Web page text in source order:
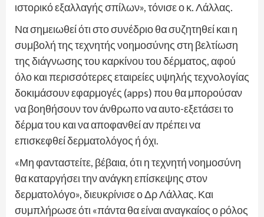
ιστορικό εξαλλαγής σπίλων», τόνισε ο κ. Λάλλας.
Να σημειωθεί ότι στο συνέδριο θα συζητηθεί και η
συμβολή της τεχνητής νοημοσύνης στη βελτίωση
της διάγνωσης του καρκίνου του δέρματος, αφού
όλο και περισσότερες εταιρείες υψηλής τεχνολογίας
δοκιμάσουν εφαρμογές (apps) που θα μπορούσαν
να βοηθήσουν τον άνθρωπο να αυτο-εξετάσει το
δέρμα του και να αποφανθεί αν πρέπει να
επισκεφθεί δερματολόγος ή όχι.
«Μη φανταστείτε, βέβαια, ότι η τεχνητή νοημοσύνη
θα καταργήσει την ανάγκη επίσκεψης στον
δερματολόγο», διευκρίνισε ο Δρ Λάλλας. Και
συμπλήρωσε ότι «πάντα θα είναι αναγκαίος ο ρόλος